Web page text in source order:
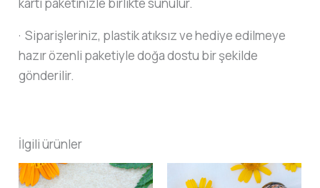
kartı paketinizle birlikte sunulur.
· Siparişleriniz, plastik atıksız ve hediye edilmeye
hazır özenli paketiyle doğa dostu bir şekilde
gönderilir.
İlgili ürünler